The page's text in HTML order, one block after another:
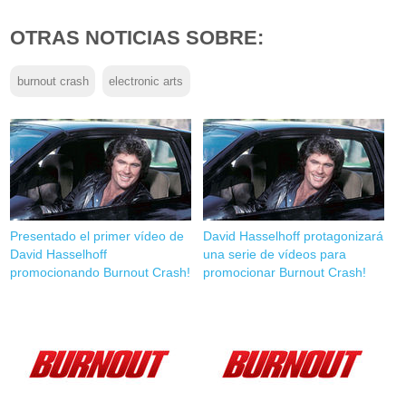
OTRAS NOTICIAS SOBRE:
burnout crash electronic arts
Presentado el primer vídeo de
David Hasselhoff
promocionando Burnout Crash!
David Hasselhoff protagonizará
una serie de vídeos para
promocionar Burnout Crash!